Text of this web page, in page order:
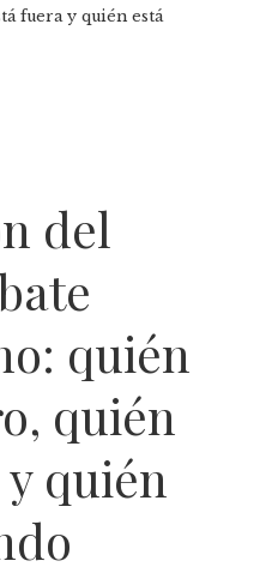
fuera y quién está
del
quién
quién
quién